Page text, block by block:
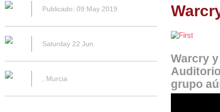
Warcry
grupo
Publicado: 09 May 2019
Saturday 22 Jun
, Murcia